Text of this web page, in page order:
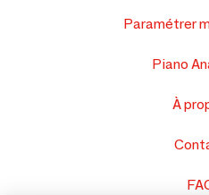
Paramétrer
Piano
À